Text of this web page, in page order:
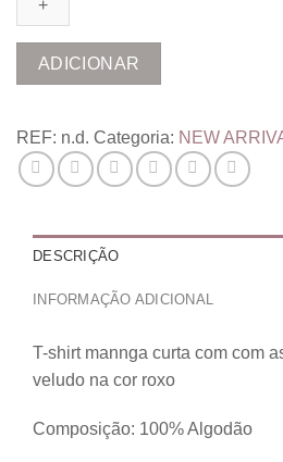
Yellow
ADICIONAR
REF: n.d. Categoria: NEW
DESCRIÇÃO
INFORMAÇÃO ADICIONAL
T-shirt mannga curta com com
veludo na cor roxo
Composição: 100% Algodão